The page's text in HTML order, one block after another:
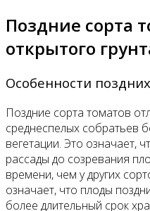
Поздние сорта
открытого
Особенности
Поздние сорта томатов
среднеспелых собратьев
вегетации. Это означает,
рассады до созревания
времени, чем у других
означает, что плоды
более длительный срок